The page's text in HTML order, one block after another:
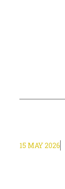
15 MAY 2026